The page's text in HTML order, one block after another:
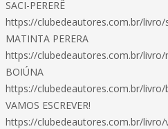
SACI-PERERÊ
https://clubedeautores.com.br/livro/
MATINTA PERERA
https://clubedeautores.com.br/
BOIÚNA
https://clubedeautores.com.br/livro/
VAMOS ESCREVER!
https://clubedeautores.com.br/